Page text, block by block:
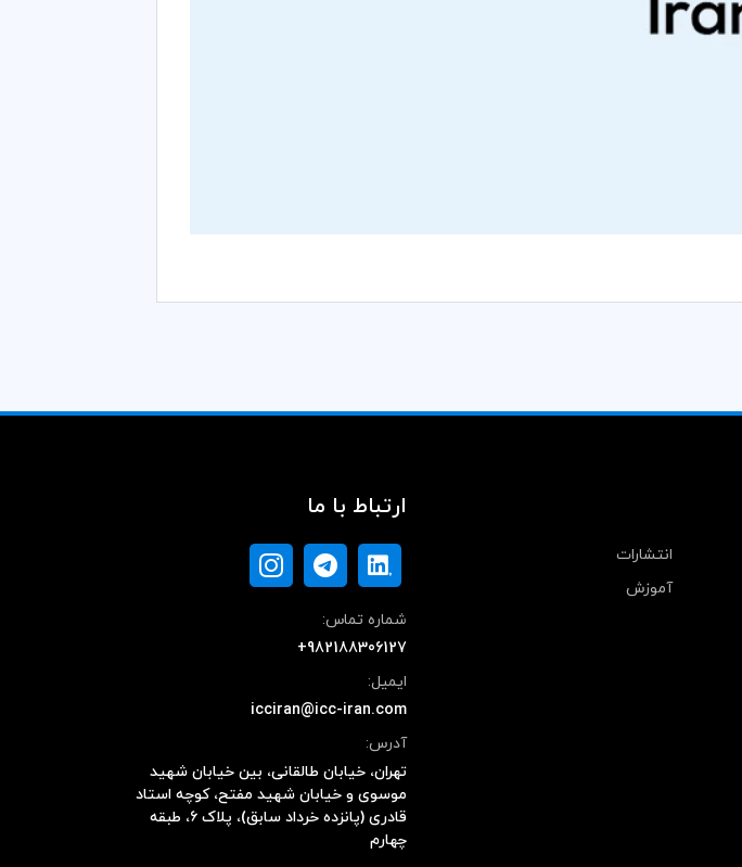
انتشارات
آموزش
ارتباط با ما
شماره تماس:
+982188306127
ایمیل:
icciran@icc-iran.com
آدرس:
تهران، خیابان طالقانی، بین خیابان شهید
موسوی و خیابان شهید مفتح، کوچه استاد
قادری (پانزده خرداد سابق)، پلاک ۶، طبقه
چهارم